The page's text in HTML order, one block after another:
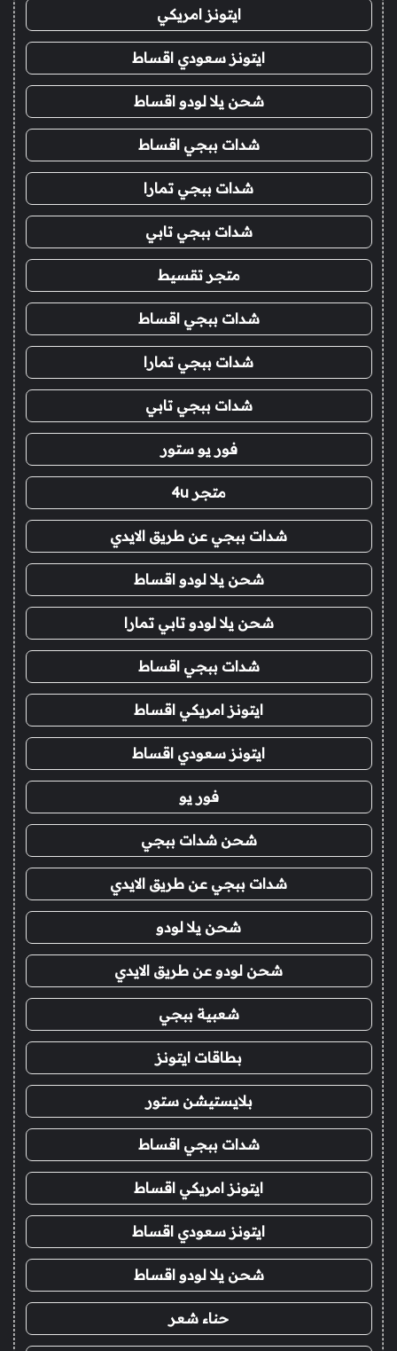
ايتونز امريكي
ايتونز سعودي اقساط
شحن يلا لودو اقساط
شدات ببجي اقساط
شدات ببجي تمارا
شدات ببجي تابي
متجر تقسيط
شدات ببجي اقساط
شدات ببجي تمارا
شدات ببجي تابي
فور يو ستور
متجر 4u
شدات ببجي عن طريق الايدي
شحن يلا لودو اقساط
شحن يلا لودو تابي تمارا
شدات ببجي اقساط
ايتونز امريكي اقساط
ايتونز سعودي اقساط
فور يو
شحن شدات ببجي
شدات ببجي عن طريق الايدي
شحن يلا لودو
شحن لودو عن طريق الايدي
شعبية ببجي
بطاقات ايتونز
بلايستيشن ستور
شدات ببجي اقساط
ايتونز امريكي اقساط
ايتونز سعودي اقساط
شحن يلا لودو اقساط
حناء شعر